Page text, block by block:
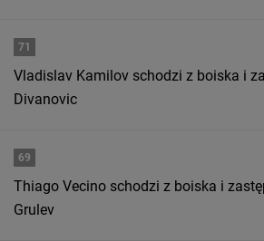
71
Vladislav Kamilov schodzi z boiska i
Divanovic
69
Thiago Vecino schodzi z boiska i
Grulev